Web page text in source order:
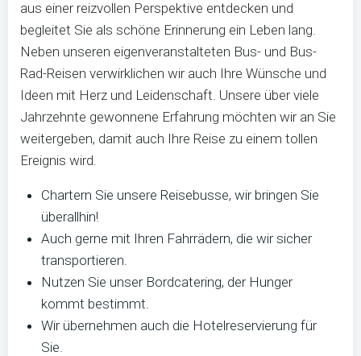
aus einer reizvollen Perspektive entdecken und
begleitet Sie als schöne Erinnerung ein Leben lang.
Neben unseren eigenveranstalteten Bus- und Bus-
Rad-Reisen verwirklichen wir auch Ihre Wünsche und
Ideen mit Herz und Leidenschaft. Unsere über viele
Jahrzehnte gewonnene Erfahrung möchten wir an Sie
weitergeben, damit auch Ihre Reise zu einem tollen
Ereignis wird.
Chartern Sie unsere Reisebusse, wir bringen Sie
überallhin!
Auch gerne mit Ihren Fahrrädern, die wir sicher
transportieren.
Nutzen Sie unser Bordcatering, der Hunger
kommt bestimmt.
Wir übernehmen auch die Hotelreservierung für
Sie.